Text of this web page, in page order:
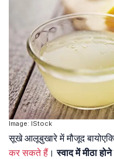
Image: IStock
सूखे आलूबुखारे में मौजूद
कर सकते हैं।स्वाद में मीठा